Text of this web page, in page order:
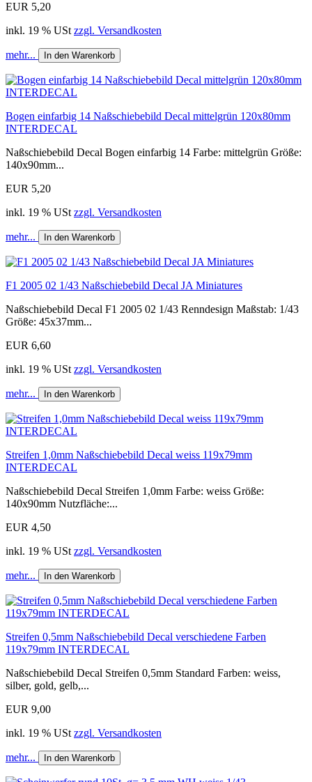
EUR 5,20
inkl. 19 % USt zzgl. Versandkosten
mehr... In den Warenkorb
Bogen einfarbig 14 Naßschiebebild Decal mittelgrün 120x80mm
INTERDECAL
Naßschiebebild Decal Bogen einfarbig 14 Farbe: mittelgrün Größe:
140x90mm...
EUR 5,20
inkl. 19 % USt zzgl. Versandkosten
mehr... In den Warenkorb
F1 2005 02 1/43 Naßschiebebild Decal JA Miniatures
Naßschiebebild Decal F1 2005 02 1/43 Renndesign Maßstab: 1/43
Größe: 45x37mm...
EUR 6,60
inkl. 19 % USt zzgl. Versandkosten
mehr... In den Warenkorb
Streifen 1,0mm Naßschiebebild Decal weiss 119x79mm
INTERDECAL
Naßschiebebild Decal Streifen 1,0mm Farbe: weiss Größe:
140x90mm Nutzfläche:...
EUR 4,50
inkl. 19 % USt zzgl. Versandkosten
mehr... In den Warenkorb
Streifen 0,5mm Naßschiebebild Decal verschiedene Farben
119x79mm INTERDECAL
Naßschiebebild Decal Streifen 0,5mm Standard Farben: weiss,
silber, gold, gelb,...
EUR 9,00
inkl. 19 % USt zzgl. Versandkosten
mehr... In den Warenkorb